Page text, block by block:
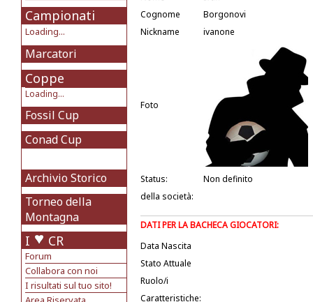
Campionati
Loading...
Marcatori
Coppe
Loading...
Fossil Cup
Conad Cup
Archivio Storico
Torneo della
Montagna
I CR
Forum
Collabora con noi
I risultati sul tuo sito!
Cognome
Borgonovi
Nickname
ivanone
Foto
Status:
Non definito
della società:
DATI PER LA BACHECA GIOCATORI:
Data Nascita
Stato Attuale
Ruolo/i
Caratteristiche: